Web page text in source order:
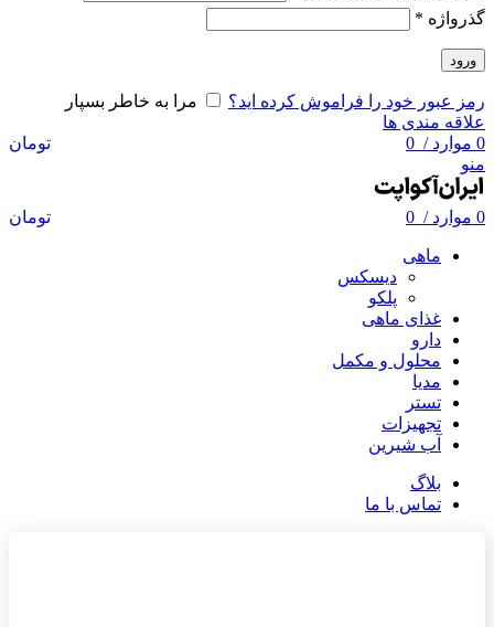
گذرواژه *
ورود
رمز عبور خود را فراموش کرده اید؟
مرا به خاطر بسپار
علاقه مندی ها
0 موارد / تومان
منو
0 موارد / تومان
ماهی
دیسکس
پلکو
غذای ماهی
دارو
محلول و مکمل
مدیا
تستر
تجهیزات
آب شیرین
بلاگ
تماس با ما